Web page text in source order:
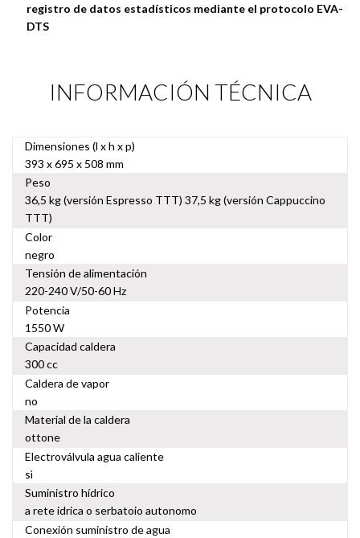
registro de datos estadísticos mediante el protocolo EVA-
DTS
INFORMACIÓN TÉCNICA
Dimensiones (l x h x p)
393 x 695 x 508 mm
Peso
36,5 kg (versión Espresso TTT) 37,5 kg (versión Cappuccino
TTT)
Color
negro
Tensión de alimentación
220-240 V/50-60 Hz
Potencia
1550 W
Capacidad caldera
300 cc
Caldera de vapor
no
Material de la caldera
ottone
Electroválvula agua caliente
sì
Suministro hídrico
a rete idrica o serbatoio autonomo
Conexión suministro de agua